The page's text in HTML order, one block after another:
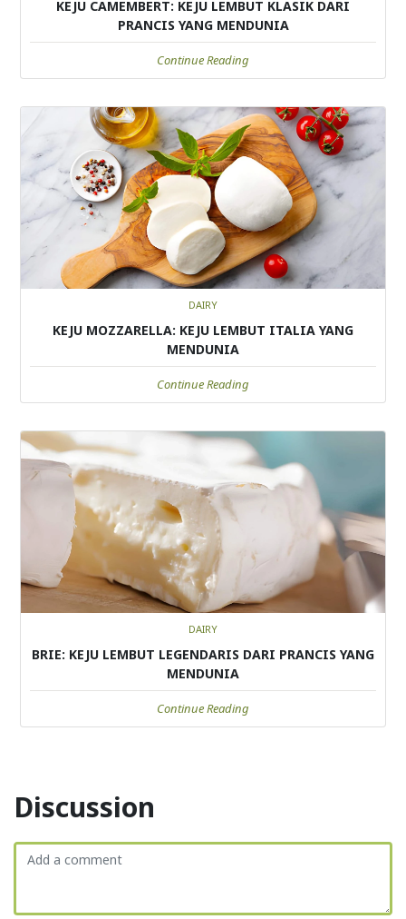
KEJU CAMEMBERT: KEJU LEMBUT KLASIK DARI
PRANCIS YANG MENDUNIA
Continue Reading
DAIRY
KEJU MOZZARELLA: KEJU LEMBUT ITALIA YANG
MENDUNIA
Continue Reading
DAIRY
BRIE: KEJU LEMBUT LEGENDARIS DARI PRANCIS YANG
MENDUNIA
Continue Reading
Discussion